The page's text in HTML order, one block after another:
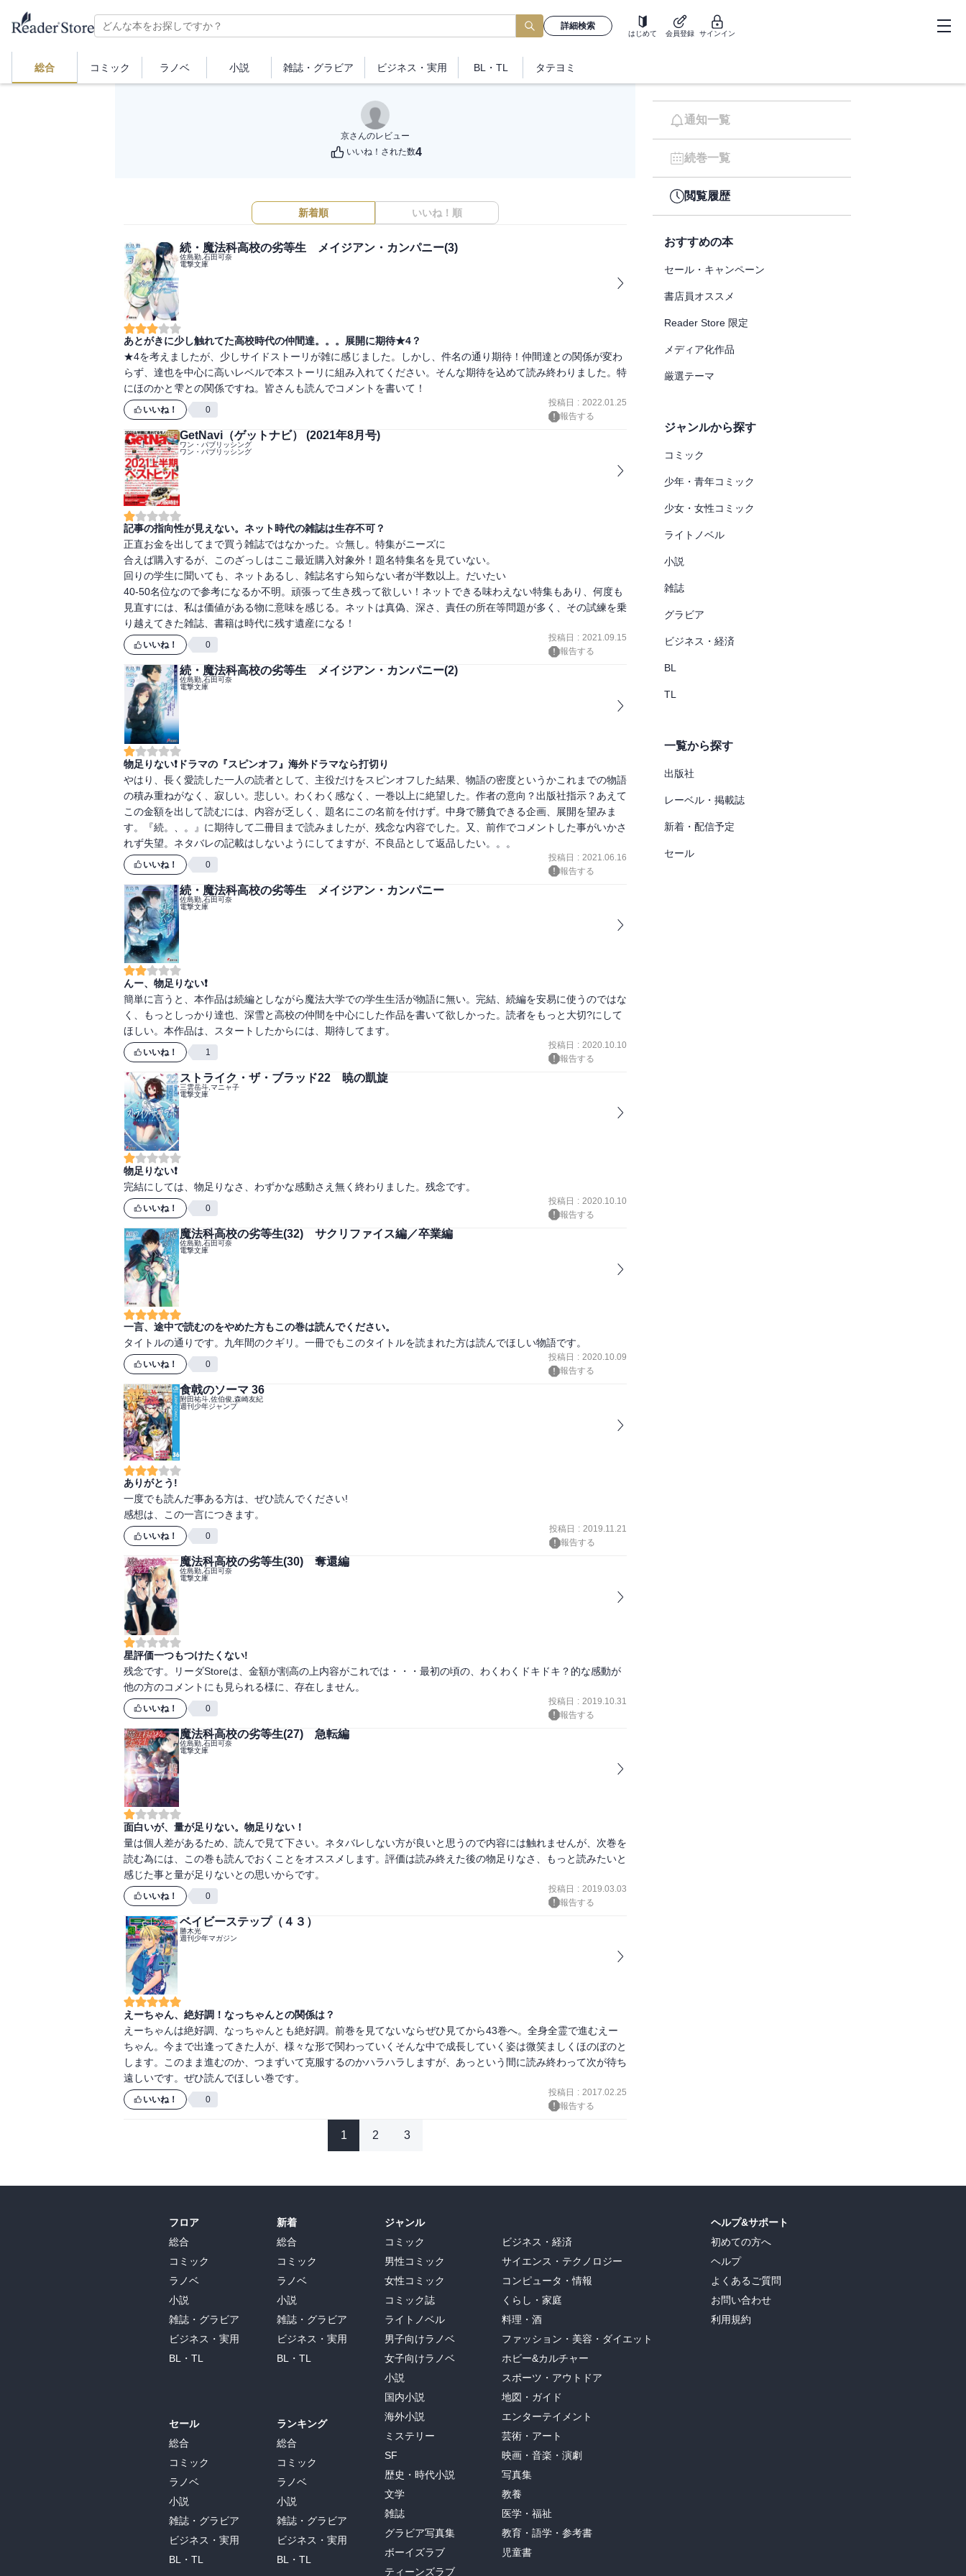
詳細検索
はじめて 会員登録 サインイン
総合 コミック ラノベ 小説 雑誌・ グラビア ビジネス ・実用 BL・TL タテヨミ
京さんのレビュー
いいね！された数4
新着順 いいね！順
続・魔法科高校の劣等生 メイジアン・カンパニー(3)
佐島勤,石田可奈
電撃文庫
あとがきに少し触れてた高校時代の仲間達。。。展開に期待★4？
★4を考えましたが、少しサイドストーリが雑に感じました。しかし、件名の通り期待！仲間達との関係が変わ
らず、達也を中心に高いレベルで本ストーリに組み入れてください。そんな期待を込めて読み終わりました。特
にほのかと雫との関係ですね。皆さんも読んでコメントを書いて！
いいね！ 0
投稿日 : 2022.01.25
報告する
GetNavi（ゲットナビ） (2021年8月号)
ワン・パブリッシング
ワン・パブリッシング
記事の指向性が見えない。ネット時代の雑誌は生存不可？
正直お金を出してまで買う雑誌ではなかった。☆無し。特集がニーズに
合えば購入するが、このざっしはここ最近購入対象外！題名特集名を見ていない。
回りの学生に聞いても、ネットあるし、雑誌名すら知らない者が半数以上。だいたい
40-50名位なので参考になるか不明。頑張って生き残って欲しい！ネットできる味わえない特集もあり、何度も
見直すには、私は価値がある物に意味を感じる。ネットは真偽、深さ、責任の所在等問題が多く、その試練を乗
り越えてきた雑誌、書籍は時代に残す遺産になる！
いいね！ 0
投稿日 : 2021.09.15
報告する
続・魔法科高校の劣等生 メイジアン・カンパニー(2)
佐島勤,石田可奈
電撃文庫
物足りない❗ドラマの『スピンオフ』海外ドラマなら打切り
やはり、長く愛読した一人の読者として、主役だけをスピンオフした結果、物語の密度というかこれまでの物語
の積み重ねがなく、寂しい。悲しい。わくわく感なく、一巻以上に絶望した。作者の意向？出版社指示？あえて
この金額を出して読むには、内容が乏しく、題名にこの名前を付けず。中身で勝負できる企画、展開を望みま
す。『続。、。』に期待して二冊目まで読みましたが、残念な内容でした。又、前作でコメントした事がいかさ
れず失望。ネタバレの記載はしないようにしてますが、不良品として返品したい。。。
いいね！ 0
投稿日 : 2021.06.16
報告する
続・魔法科高校の劣等生 メイジアン・カンパニー
佐島勤,石田可奈
電撃文庫
んー、物足りない❗
簡単に言うと、本作品は続編としながら魔法大学での学生生活が物語に無い。完結、続編を安易に使うのではな
く、もっとしっかり達也、深雪と高校の仲間を中心にした作品を書いて欲しかった。読者をもっと大切?にして
ほしい。本作品は、スタートしたからには、期待してます。
いいね！ 1
投稿日 : 2020.10.10
報告する
ストライク・ザ・ブラッド22 暁の凱旋
三雲岳斗,マニャ子
電撃文庫
物足りない❗
完結にしては、物足りなさ、わずかな感動さえ無く終わりました。残念です。
いいね！ 0
投稿日 : 2020.10.10
報告する
魔法科高校の劣等生(32) サクリファイス編／卒業編
佐島勤,石田可奈
電撃文庫
一言、途中で読むのをやめた方もこの巻は読んでください。
タイトルの通りです。九年間のクギリ。一冊でもこのタイトルを読まれた方は読んでほしい物語です。
いいね！ 0
投稿日 : 2020.10.09
報告する
食戟のソーマ 36
附田祐斗,佐伯俊,森崎友紀
週刊少年ジャンプ
ありがとう!
一度でも読んだ事ある方は、ぜひ読んでください!
感想は、この一言につきます。
いいね！ 0
投稿日 : 2019.11.21
報告する
魔法科高校の劣等生(30) 奪還編
佐島勤,石田可奈
電撃文庫
星評価一つもつけたくない!
残念です。リーダStoreは、金額が割高の上内容がこれでは・・・最初の頃の、わくわくドキドキ？的な感動が
他の方のコメントにも見られる様に、存在しません。
いいね！ 0
投稿日 : 2019.10.31
報告する
魔法科高校の劣等生(27) 急転編
佐島勤,石田可奈
電撃文庫
面白いが、量が足りない。物足りない！
量は個人差があるため、読んで見て下さい。ネタバレしない方が良いと思うので内容には触れませんが、次巻を
読む為には、この巻も読んでおくことをオススメします。評価は読み終えた後の物足りなさ、もっと読みたいと
感じた事と量が足りないとの思いからです。
いいね！ 0
投稿日 : 2019.03.03
報告する
ベイビーステップ（４３）
勝木光
週刊少年マガジン
えーちゃん、絶好調！なっちゃんとの関係は？
えーちゃんは絶好調、なっちゃんとも絶好調。前巻を見てないならぜひ見てから43巻へ。全身全霊で進むえー
ちゃん。今まで出逢ってきた人が、様々な形で関わっていくそんな中で成長していく姿は微笑ましくほのぼのと
します。このまま進むのか、つまずいて克服するのかハラハラしますが、あっという間に読み終わって次が待ち
遠しいです。ぜひ読んでほしい巻です。
いいね！ 0
投稿日 : 2017.02.25
報告する
1 2 3
通知一覧
続巻一覧
閲覧履歴
おすすめの本
セール・キャンペーン
書店員オススメ
Reader Store 限定
メディア化作品
厳選テーマ
ジャンルから探す
コミック
少年・青年コミック
少女・女性コミック
ライトノベル
小説
雑誌
グラビア
ビジネス・経済
BL
TL
一覧から探す
出版社
レーベル・掲載誌
新着・配信予定
セール
フロア
総合
コミック
ラノベ
小説
雑誌・グラビア
ビジネス・実用
BL・TL
セール
総合
コミック
ラノベ
小説
雑誌・グラビア
ビジネス・実用
BL・TL
新着
総合
コミック
ラノベ
小説
雑誌・グラビア
ビジネス・実用
BL・TL
ランキング
総合
コミック
ラノベ
小説
雑誌・グラビア
ビジネス・実用
BL・TL
ジャンル
コミック
男性コミック
女性コミック
コミック誌
ライトノベル
男子向けラノベ
女子向けラノベ
小説
国内小説
海外小説
ミステリー
SF
歴史・時代小説
文学
雑誌
グラビア写真集
ボーイズラブ
ティーンズラブ
ビジネス・経済
サイエンス・テクノロジー
コンピュータ・情報
くらし・家庭
料理・酒
ファッション・美容・ダイエット
ホビー&カルチャー
スポーツ・アウトドア
地図・ガイド
エンターテイメント
芸術・アート
映画・音楽・演劇
写真集
教養
医学・福祉
教育・語学・参考書
児童書
ヘルプ&サポート
初めての方へ
ヘルプ
よくあるご質問
お問い合わせ
利用規約